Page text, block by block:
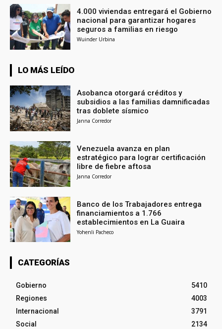
4.000 viviendas entregará el Gobierno
nacional para garantizar hogares
seguros a familias en riesgo
Wuinder Urbina
LO MÁS LEÍDO
Asobanca otorgará créditos y
subsidios a las familias damnificadas
tras doblete sísmico
Janna Corredor
Venezuela avanza en plan
estratégico para lograr certificación
libre de fiebre aftosa
Janna Corredor
Banco de los Trabajadores entrega
financiamientos a 1.766
establecimientos en La Guaira
Yohenli Pacheco
CATEGORÍAS
Gobierno
5410
Regiones
4003
Internacional
3791
Social
2134